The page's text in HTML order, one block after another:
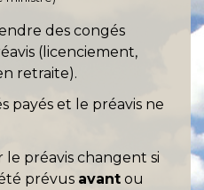
des congés
(licenciement,
retraite).
payés et le préavis ne
le préavis changent si
prévus avant ou